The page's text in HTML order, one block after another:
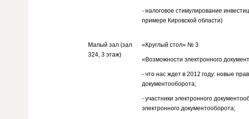
- налоговое стимулирование
примере Кировской области)
Малый зал (зал
324, 3 этаж)
«Круглый стол» № 3
«Возможности электронного
- что нас ждет в 2012 году: новые
документооборота;
- участники электронного
электронного документооборота;